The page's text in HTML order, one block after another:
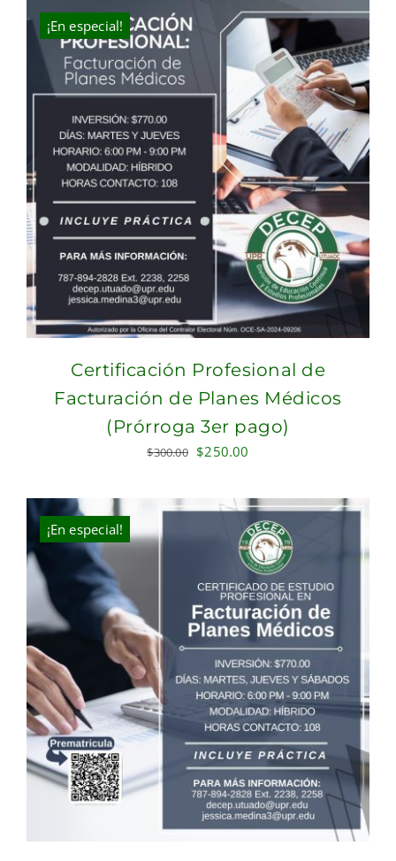
$300.00.$250.00.
¡En especial!
Certificación Profesional de
Facturación de Planes Médicos
(Prórroga 3er pago)
$300.00 Original
$300.00.
$250.00
is:
$250.00.
¡En especial!